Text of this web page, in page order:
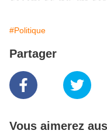
#Politique
Partager
Vous aimerez